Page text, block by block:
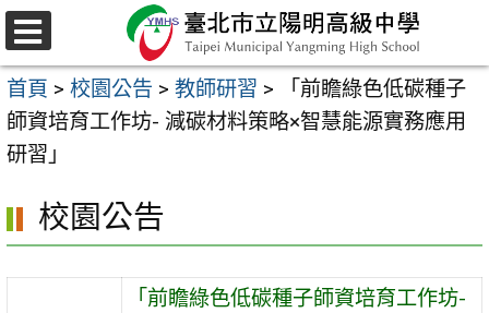
跳
至
主
要
內
區
選
單
首頁 > 校園公告 > 教師研習 >
「前瞻綠色低碳種子
師資培育工作坊- 減碳材料策略×智慧能源實務應用
研習」
校園公告
「前瞻綠色低碳種子師資培育工作坊-